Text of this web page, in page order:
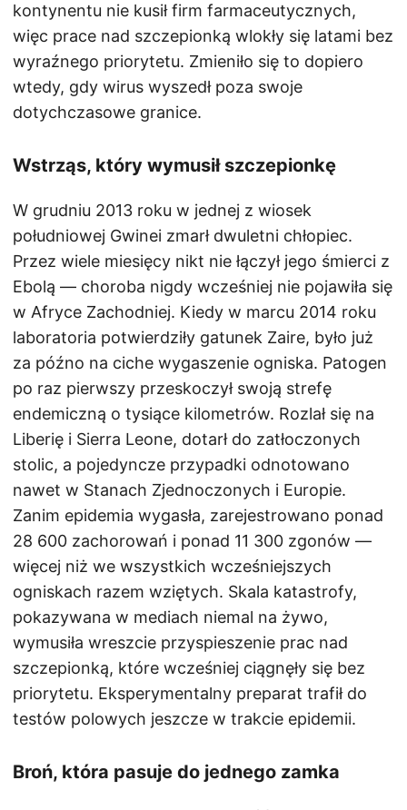
kontynentu nie kusił firm farmaceutycznych,
więc prace nad szczepionką wlokły się latami bez
wyraźnego priorytetu. Zmieniło się to dopiero
wtedy, gdy wirus wyszedł poza swoje
dotychczasowe granice.
Wstrząs, który wymusił szczepionkę
W grudniu 2013 roku w jednej z wiosek
południowej Gwinei zmarł dwuletni chłopiec.
Przez wiele miesięcy nikt nie łączył jego śmierci z
Ebolą — choroba nigdy wcześniej nie pojawiła się
w Afryce Zachodniej. Kiedy w marcu 2014 roku
laboratoria potwierdziły gatunek Zaire, było już
za późno na ciche wygaszenie ogniska. Patogen
po raz pierwszy przeskoczył swoją strefę
endemiczną o tysiące kilometrów. Rozlał się na
Liberię i Sierra Leone, dotarł do zatłoczonych
stolic, a pojedyncze przypadki odnotowano
nawet w Stanach Zjednoczonych i Europie.
Zanim epidemia wygasła, zarejestrowano ponad
28 600 zachorowań i ponad 11 300 zgonów —
więcej niż we wszystkich wcześniejszych
ogniskach razem wziętych. Skala katastrofy,
pokazywana w mediach niemal na żywo,
wymusiła wreszcie przyspieszenie prac nad
szczepionką, które wcześniej ciągnęły się bez
priorytetu. Eksperymentalny preparat trafił do
testów polowych jeszcze w trakcie epidemii.
Broń, która pasuje do jednego zamka